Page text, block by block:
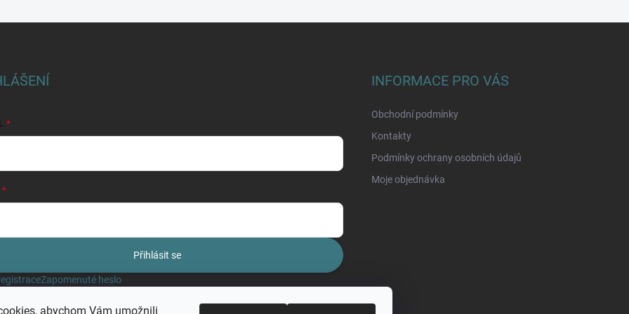
abychom Vám umožnili
Přihlásit se
Zapomenuté heslo
INFORMACE PRO VÁS
Obchodní podmínky
Kontakty
Podmínky ochrany osobních údajů
Moje objednávka